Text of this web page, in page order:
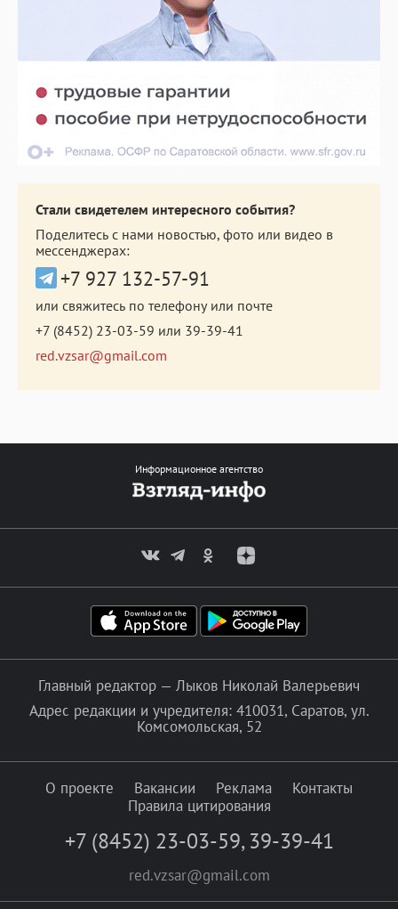
Стали свидетелем интересного события?
Поделитесь с нами новостью, фото или видео в
мессенджерах:
+7 927 132-57-91
или свяжитесь по телефону или почте
+7 (8452) 23-03-59 или 39-39-41
red.vzsar@gmail.com
Информационное агентство
Главный редактор — Лыков Николай Валерьевич
Адрес редакции и учредителя: 410031, Саратов, ул.
Комсомольская, 52
О проекте Вакансии Реклама
Контакты
Правила цитирования
+7 (8452) 23-03-59, 39-39-41
red.vzsar@gmail.com